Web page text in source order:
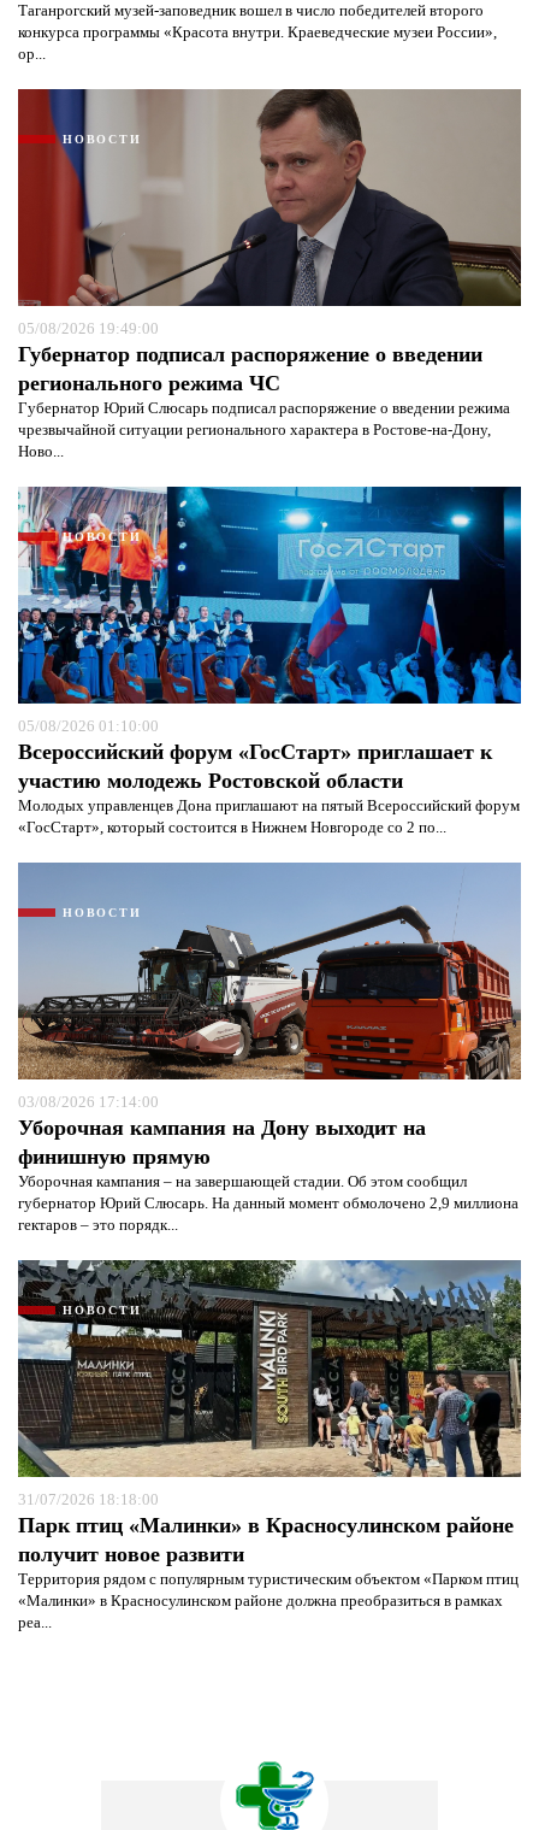
Таганрогский музей-заповедник вошел в число победителей второго
конкурса программы «Красота внутри. Краеведческие музеи России»,
ор...
НОВОСТИ
05/08/2026 19:49:00
Губернатор подписал распоряжение о введении
регионального режима ЧС
Губернатор Юрий Слюсарь подписал распоряжение о введении режима
чрезвычайной ситуации регионального характера в Ростове-на-Дону,
Ново...
НОВОСТИ
05/08/2026 01:10:00
Всероссийский форум «ГосСтарт» приглашает к
участию молодежь Ростовской области
Молодых управленцев Дона приглашают на пятый Всероссийский форум
«ГосСтарт», который состоится в Нижнем Новгороде со 2 по...
НОВОСТИ
03/08/2026 17:14:00
Уборочная кампания на Дону выходит на
финишную прямую
Уборочная кампания – на завершающей стадии. Об этом сообщил
губернатор Юрий Слюсарь. На данный момент обмолочено 2,9 миллиона
гектаров – это порядк...
НОВОСТИ
31/07/2026 18:18:00
Парк птиц «Малинки» в Красносулинском районе
получит новое развити
Территория рядом с популярным туристическим объектом «Парком птиц
«Малинки» в Красносулинском районе должна преобразиться в рамках
реа...
Я согласен сполитикой конфиденциальности и